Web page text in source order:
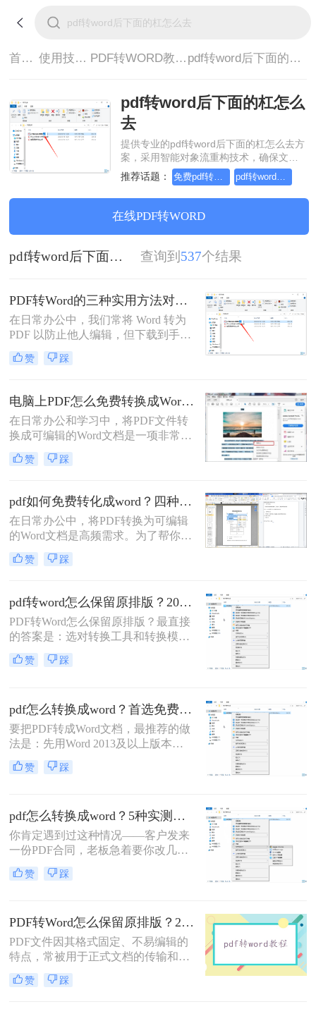
首页> 使用技巧> PDF转WORD教程> pdf转word后下面的杠怎么去
pdf转word后下面的杠怎么
去
提供专业的pdf转word后下面的杠怎么去方
案，采用智能对象流重构技术，确保文档
1:1高保真还原且排版不乱码。支持一键批
量处理，全链路 SSL 加密保障隐私安全。
助您快速实现pdf转word后下面的杠怎么
去，无需安装，高效办公。
推荐话题： 免费pdf转word的三种方法
在线PDF转WORD
pdf转word后下面的杠怎么去 查询到 537个结果
PDF转Word的三种实用方法对比：可编辑、保格式、避风险！
在日常办公中，我们常将 Word 转为
PDF 以防止他人编辑，但下载到手的
PDF 往往又需要修改内容，这时就不
得不将 PDF 再转回 Word。然而，很
错乱，要么工具捆绑广告，甚至文件
受损。那么 PDF 如何改成 Word 文
档？本文从 转换质量、操作难度、文
件安全、批量能力 四个维度，对比三
种主流方法，帮助您快速选出最合适
的那一种。
赞 踩
电脑上PDF怎么免费转换成Word？四种方法对比与实操指南（附详细表格）!
在日常办公和学习中，将PDF文件转
换成可编辑的Word文档是一项非常高
频的需求。PDF虽然版式固定、不易
篡改，但编辑修改较为困难，而Word
为了帮你快速选出最适合自己的转换
方式，下表汇总了四种主流免费方法
的核心差异：
赞 踩
pdf如何免费转化成word？四种方法对比与实操指南（附详细表格）
在日常办公中，将PDF转换为可编辑
的Word文档是高频需求。为了帮你快
速选出最适合自己的方案，下表汇总
了四种主流免费方法的核心差异：
赞 踩
pdf转word怎么保留原排版？2026最新实测，这5种方法从免费到专业全搞定！
PDF转Word怎么保留原排版？最直接
的答案是：选对转换工具和转换模式
——可编辑PDF优先用Word直接打开
或专业转换软件的“排版优先”模式，
排版错乱、表格移位、字体变样等问
题的核心原则。
赞 踩
pdf怎么转换成word？首选免费工具，复杂文件再上专业软件！
要把PDF转成Word文档，最推荐的做
法是：先用Word 2013及以上版本直
接打开PDF（免费、无损）、再用
Google Drive在线转换（免费、云
底。
赞 踩
pdf怎么转换成word？5种实测方法，从免费到专业全攻略！
你肯定遇到过这种情况——客户发来
一份PDF合同，老板急着要你改几个
字；老师上传的PDF课件，你想复制
一段做笔记；或者自己扫描的纸质文
者，“pdf怎么转换成word”绝对是高频
刚需。
赞 踩
PDF转Word怎么保留原排版？2种方法对比：Adobe Acrobat DC与专业转换软件实测
PDF文件因其格式固定、不易编辑的
特点，常被用于正式文档的传输和存
档。然而，当我们需要编辑PDF内容
时，将其转换为Word文档是常见需
赞 踩